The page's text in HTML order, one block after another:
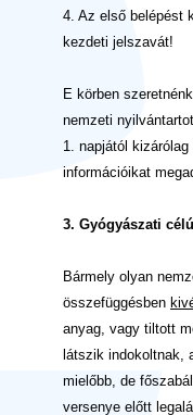
4. Az első belépést
kezdeti jelszavát!
E körben
nemzeti
1. napjától
információikat
3. Gyógyászati
Bármely olyan
összefüggésben
anyag, vagy tiltott
látszik indokoltnak,
mielőbb, de
versenye előtt